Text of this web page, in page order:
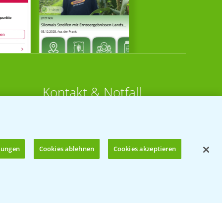
Kontakt & Notfall
KONTAKT
T.+49 (0)214/30-20220
Cookies ablehnen Cookies akzeptieren